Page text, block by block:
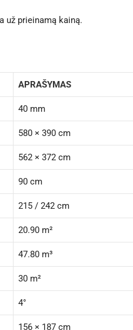
už prieinamą kainą.
APRAŠYMAS
40 mm
580 × 390 cm
562 × 372 cm
90 cm
215 / 242 cm
20.90 m²
47.80 m³
30 m²
4°
156 × 187 cm